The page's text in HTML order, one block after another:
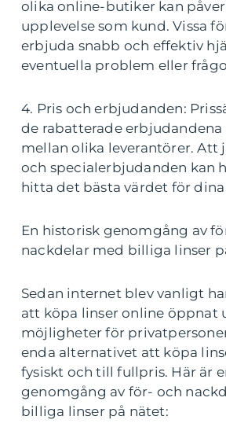
olika online-butiker kan
upplevelse som kund. Vissa
erbjuda snabb och effektiv
eventuella problem eller
4. Pris och erbjudanden:
de rabatterade erbjudandena
mellan olika leverantörer. Att
och specialerbjudanden kan
hitta det bästa värdet för
En historisk genomgång av
nackdelar med billiga linser
Sedan internet blev vanligt
att köpa linser online öppnat
möjligheter för
enda alternativet att köpa
fysiskt och till fullpris. Här är
genomgång av för- och
billiga linser på nätet: